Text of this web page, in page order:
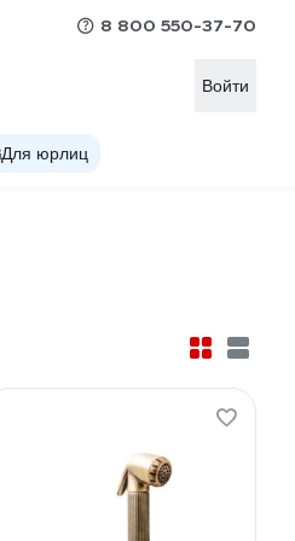
8 800 550-37-70
Войти
Для юрлиц